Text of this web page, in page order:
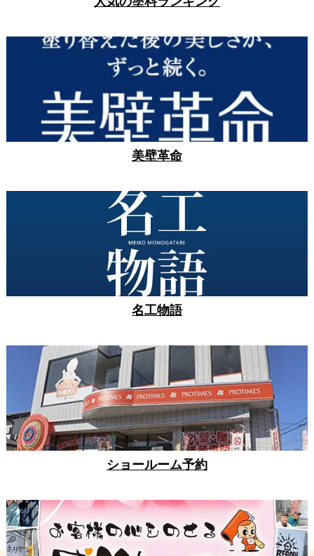
美壁革命
名工物語
ショールーム予約